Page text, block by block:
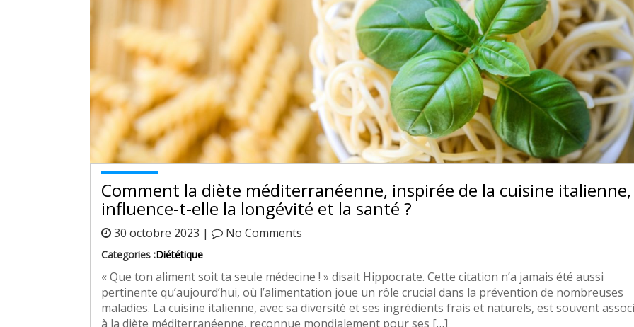
Comment la diète méditerranéenne, inspirée de la cuisine italienne,
influence-t-elle la longévité et la santé ?
30 octobre 2023 | No Comments
Categories :Diététique
« Que ton aliment soit ta seule médecine ! » disait Hippocrate. Cette citation n’a jamais été aussi
pertinente qu’aujourd’hui, où l’alimentation joue un rôle crucial dans la prévention de nombreuses
maladies. La cuisine italienne, avec sa diversité et ses ingrédients frais et naturels, est souvent
à la diète méditerranéenne, reconnue mondialement pour ses […]